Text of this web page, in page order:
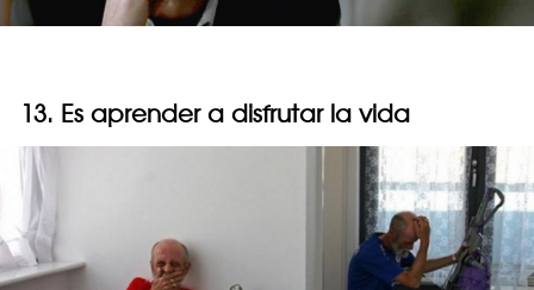
13. Es aprender a disfrutar la vida